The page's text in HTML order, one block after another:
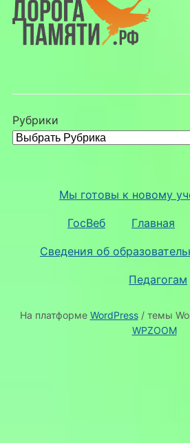
Рубрики
Мы готовы к новому
ГосВеб Главная
Сведения об
Педагогам
На платформе WordPress/ темы
WPZOOM